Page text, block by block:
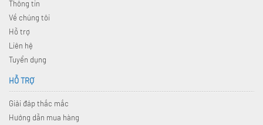
Thông tin
Về chúng tôi
Hỗ trợ
Liên hệ
Tuyển dụng
HỖ TRỢ
Giải đáp thắc mắc
Hướng dẫn mua hàng